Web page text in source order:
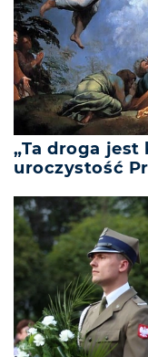
„Ta droga jest
uroczystość